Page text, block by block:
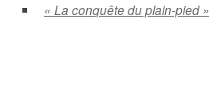
« La conquête du plain-pied »